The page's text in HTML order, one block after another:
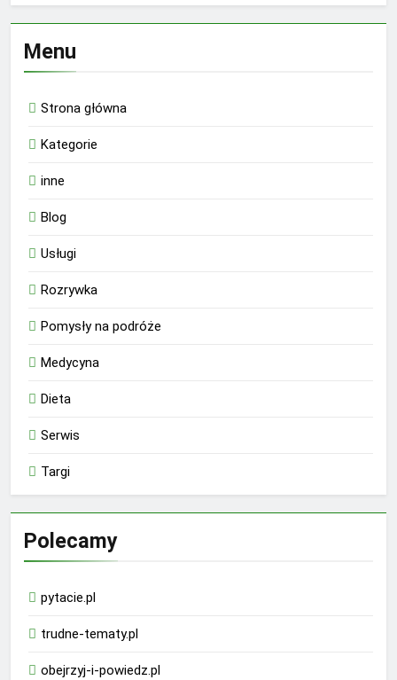
Menu
Strona główna
Kategorie
inne
Blog
Usługi
Rozrywka
Pomysły na podróże
Medycyna
Dieta
Serwis
Targi
Polecamy
pytacie.pl
trudne-tematy.pl
obejrzyj-i-powiedz.pl